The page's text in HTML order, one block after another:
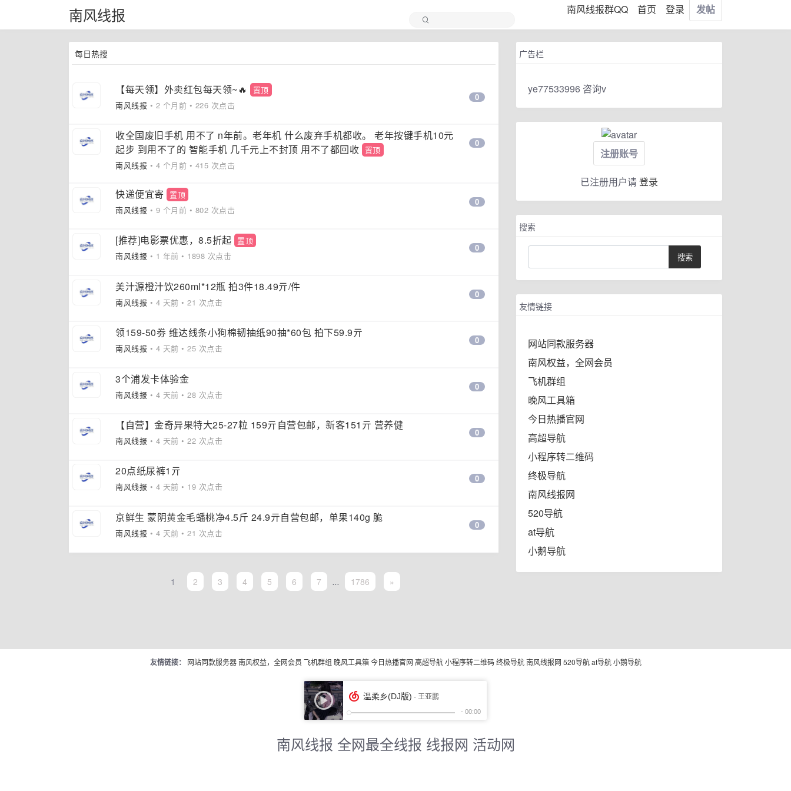
南风线报 南风线报群QQ 首页 登录 发帖
每日热搜
【每天领】外卖红包每天领~🔥
置顶
南风线报 • 2 个月前 • 226 次点击
0
收全国废旧手机 用不了 n年前。老年机 什么废弃手机都收。 老年按键手机10元
起步 到用不了的 智能手机 几千元上不封顶 用不了都回收 置顶
南风线报 • 4 个月前 • 415 次点击
0
快递便宜寄
置顶
南风线报 • 9 个月前 • 802 次点击
0
[推荐]电影票优惠，8.5折起 置顶
南风线报 • 1 年前 • 1898 次点击
0
美汁源橙汁饮260ml*12瓶 拍3件18.49亓/件
南风线报 • 4 天前 • 21 次点击
0
领159-50劵 维达线条小狗棉韧抽纸90抽*60包 拍下59.9亓
南风线报 • 4 天前 • 25 次点击
0
3个浦发卡体验金
南风线报 • 4 天前 • 28 次点击
0
【自营】金奇异果特大25-27粒 159亓自营包邮，新客151亓 营养健
南风线报 • 4 天前 • 22 次点击
0
20点纸尿裤1亓
南风线报 • 4 天前 • 19 次点击
0
京鲜生 蒙阴黄金毛蟠桃净4.5斤 24.9亓自营包邮，单果140g 脆
南风线报 • 4 天前 • 21 次点击
0
1 2 3 4 5 6 7 ... 1786 »
广告栏
ye77533996 咨询v
注册账号
已注册用户请登录
搜索
友情链接
网站同款服务器
南风权益，全网会员
飞机群组
晚风工具箱
今日热播官网
高超导航
小程序转二维码
终极导航
南风线报网
520导航
at导航
小鹅导航
友情链接： 网站同款服务器 南风权益，全网会员 飞机群组 晚风工具箱 今日热播官网 高超导航 小程序转二维码 终极导航 南风线报网 520导航 at导航 小鹅导航
南风线报 全网最全线报 线报网 活动网